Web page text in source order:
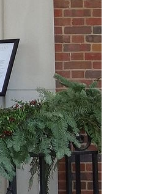
Великомученик Георгий Победоносец. Научись у
святого
Роман Котов